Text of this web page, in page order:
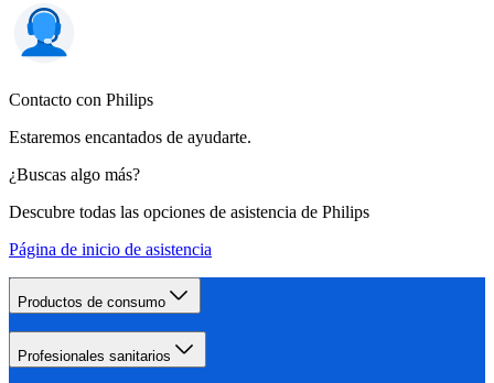
Contacto con Philips
Estaremos encantados de ayudarte.
¿Buscas algo más?
Descubre todas las opciones de asistencia de Philips
Página de inicio de asistencia
Productos de consumo
Profesionales sanitarios